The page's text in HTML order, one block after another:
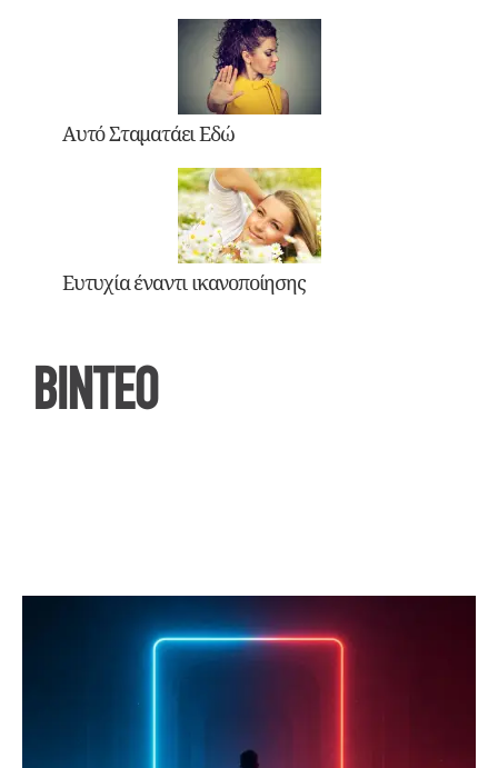
Αυτό Σταματάει Εδώ
Ευτυχία έναντι ικανοποίησης
ΒΙΝΤΕΟ